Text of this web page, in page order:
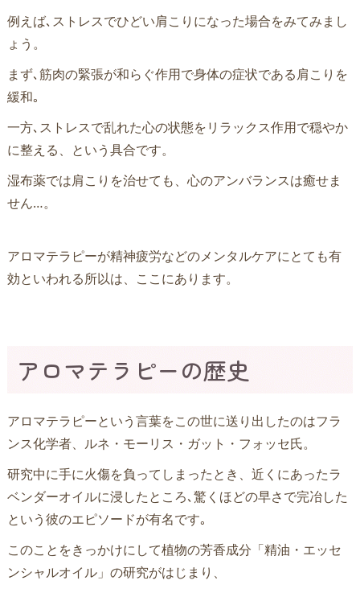
例えば､ストレスでひどい肩こりになった場合をみてみまし
ょう。
まず､筋肉の緊張が和らぐ作用で身体の症状である肩こりを
緩和｡
一方､ストレスで乱れた心の状態をリラックス作用で穏やか
に整える、という具合です。
湿布薬では肩こりを治せても、心のアンバランスは癒せま
せん…。
アロマテラピーが精神疲労などのメンタルケアにとても有
効といわれる所以は、ここにあります。
アロマテラピーの歴史
アロマテラピーという言葉をこの世に送り出したのはフラ
ンス化学者、ルネ・モーリス・ガット・フォッセ氏。
研究中に手に火傷を負ってしまったとき、近くにあったラ
ベンダーオイルに浸したところ､驚くほどの早さで完冶した
という彼のエピソードが有名です｡
このことをきっかけにして植物の芳香成分「精油・エッセ
ンシャルオイル」の研究がはじまり、